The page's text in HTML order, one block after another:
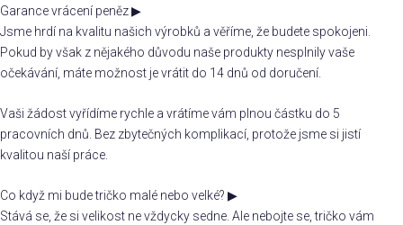
Garance vrácení peněz▶
Jsme hrdí na kvalitu našich výrobků a věříme, že budete spokojeni.
Pokud by však z nějakého důvodu naše produkty nesplnily vaše
očekávání, máte možnost je vrátit do 14 dnů od doručení.
Vaši žádost vyřídíme rychle a vrátíme vám plnou částku do 5
pracovních dnů. Bez zbytečných komplikací, protože jsme si jistí
kvalitou naší práce.
Co když mi bude tričko malé nebo velké? ▶
Stává se, že si velikost ne vždycky sedne. Ale nebojte se, tričko vám